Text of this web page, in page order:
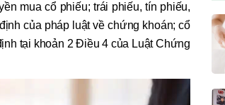
mua cổ phiếu; trái phiếu, tín phiếu,
của pháp luật về chứng khoán; cổ
tại khoản 2 Điều 4 của Luật Chứng